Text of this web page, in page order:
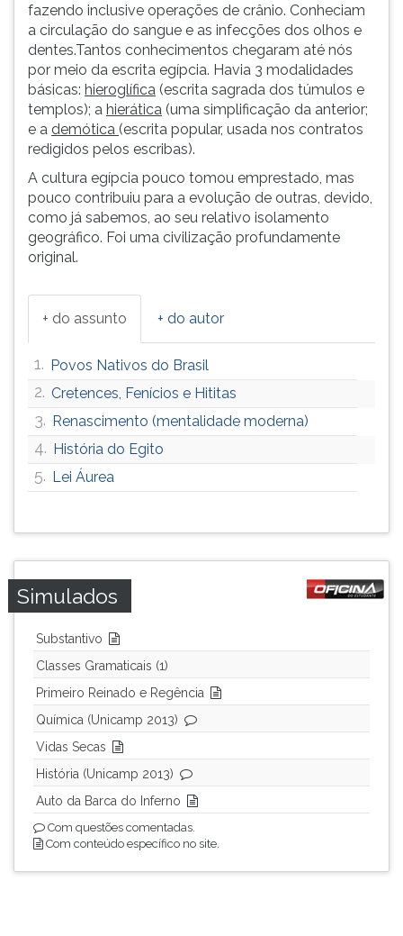
fazendo inclusive operações de crânio. Conheciam
a circulação do sangue e as infecções dos olhos e
dentes.Tantos conhecimentos chegaram até nós
por meio da escrita egípcia. Havia 3 modalidades
básicas: hieroglífica (escrita sagrada dos túmulos e
templos); a hierática (uma simplificação da anterior;
e a demótica (escrita popular, usada nos contratos
redigidos pelos escribas).
A cultura egípcia pouco tomou emprestado, mas
pouco contribuiu para a evolução de outras, devido,
como já sabemos, ao seu relativo isolamento
geográfico. Foi uma civilização profundamente
original.
+ do assunto + do autor
1. Povos Nativos do Brasil
2. Cretences, Fenícios e Hititas
3. Renascimento (mentalidade moderna)
4. História do Egito
5. Lei Áurea
Simulados
Substantivo
Classes Gramaticais (1)
Primeiro Reinado e Regência
Química (Unicamp 2013)
Vidas Secas
História (Unicamp 2013)
Auto da Barca do Inferno
Com questões comentadas.
Com conteúdo específico no site.